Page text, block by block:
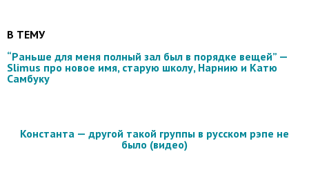
В ТЕМУ
“Раньше для меня полный зал был в порядке вещей” —
Slimus про новое имя, старую школу, Нарнию и Катю
Самбуку
Константа — другой такой группы в русском рэпе не
было (видео)